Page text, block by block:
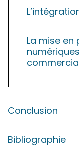
La mise en
Conclusion
Bibliographie